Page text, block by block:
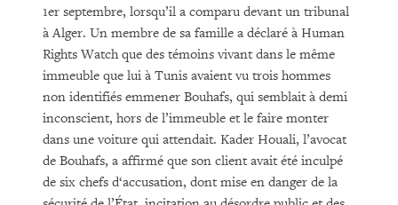
1er septembre, lorsqu’il a comparu devant un tribunal
à Alger. Un membre de sa famille a déclaré à Human
Rights Watch que des témoins vivant dans le même
immeuble que lui à Tunis avaient vu trois hommes
non identifiés emmener Bouhafs, qui semblait à demi
inconscient, hors de l’immeuble et le faire monter
dans une voiture qui attendait. Kader Houali, l’avocat
de Bouhafs, a affirmé que son client avait été inculpé
de six chefs d‘accusation, dont mise en danger de la